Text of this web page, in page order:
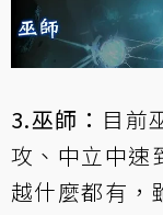
3.巫師： 目前
攻、中立中速
越什麼都有，